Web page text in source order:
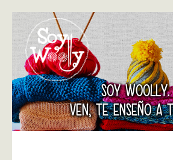
SOY WOOLLY.
VEN, TE ENSEÑO A